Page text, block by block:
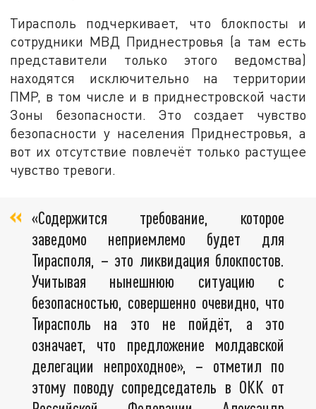
Тирасполь подчеркивает, что блокпосты и
сотрудники МВД Приднестровья (а там есть
представители только этого ведомства)
находятся исключительно на территории
ПМР, в том числе и в приднестровской части
Зоны безопасности. Это создает чувство
безопасности у населения Приднестровья, а
вот их отсутствие повлечёт только растущее
чувство тревоги.
«Содержится требование, которое
заведомо неприемлемо будет для
Тирасполя, – это ликвидация блокпостов.
Учитывая нынешнюю ситуацию с
безопасностью, совершенно очевидно, что
Тирасполь на это не пойдёт, а это
означает, что предложение молдавской
делегации непроходное», – отметил по
этому поводу сопредседатель в ОКК от